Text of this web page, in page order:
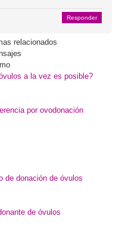
Responder
relacionados
a la vez es posible?
por ovodonación
de donación de óvulos
de óvulos